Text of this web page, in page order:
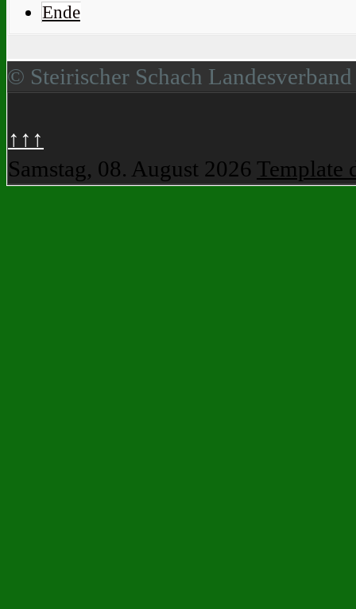
Ende
© Steirischer Schach Landesverband
↑↑↑
Samstag, 08. August 2026 Template